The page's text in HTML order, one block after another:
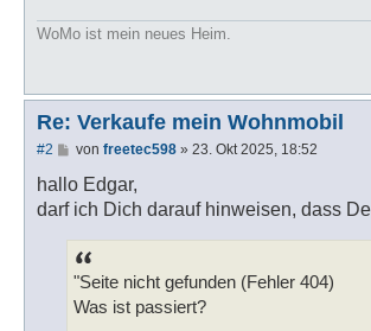
WoMo ist mein neues Heim.
Re: Verkaufe mein Wohnmobil
#2
B
i
r
von freetec598» 23. Okt 2025, 18:52
hallo Edgar,
darf ich Dich darauf hinweisen, dass
"Seite nicht gefunden (Fehler 404)
Was ist passiert?